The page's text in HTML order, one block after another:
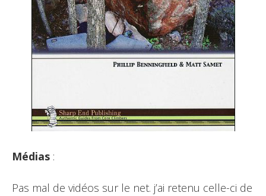
Médias :
Pas mal de vidéos sur le net. j’ai retenu celle-ci de